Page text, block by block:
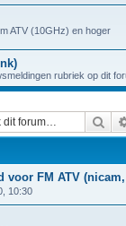
ATV (10GHz) en hoger
rubriek op dit
voor FM ATV
10:30